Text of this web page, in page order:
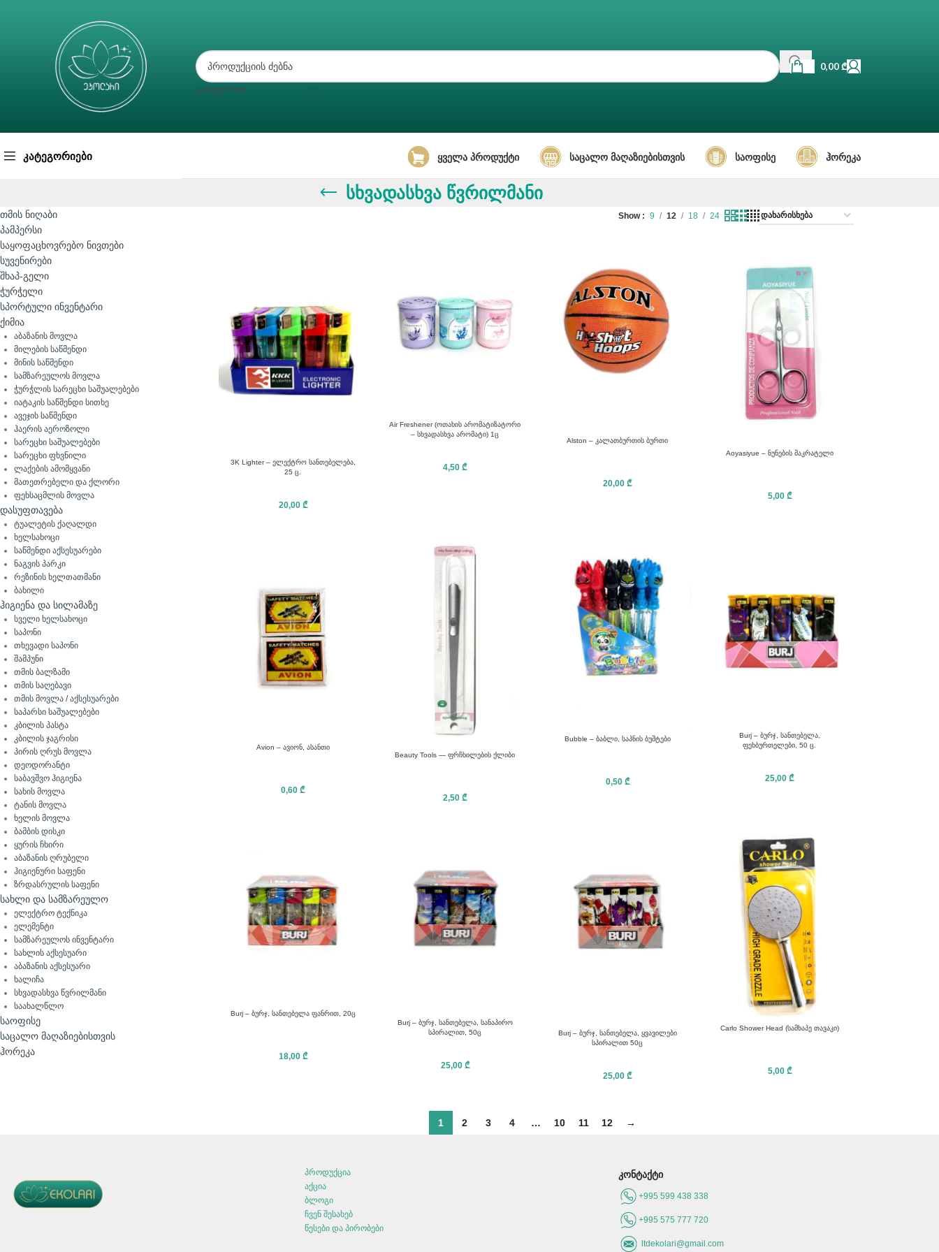
ᲙᲐᲢᲔᲒᲝᲠᲘᲐ
0,00₾
ᲙᲐᲢᲔᲒᲝᲠᲘᲔᲑᲘ ᲧᲕᲔᲚᲐ ᲞᲠᲝᲓᲣᲥᲢᲘ ᲡᲐᲪᲐᲚᲝ ᲛᲐᲦᲐᲖᲘᲔᲑᲘᲡᲗᲕᲘᲡ ᲡᲐᲝᲤᲘᲡᲔ ᲰᲝᲠᲔᲙᲐ
სხვადასხვა წვრილმანი
თმის ნიღაბი
პამპერსი
საყოფაცხოვრებო ნივთები
სუვენირები
შხაპ-გელი
ჭურჭელი
სპორტული ინვენტარი
ქიმია
აბაზანის მოვლა
მილების საწმენდი
მინის საწმენდი
სამზარეულოს მოვლა
ჭურჭლის სარეცხი საშუალებები
იატაკის საწმენდი სითხე
ავეჯის საწმენდი
ჰაერის აეროზოლი
სარეცხი საშუალებები
სარეცხი ფხვნილი
ლაქების ამომყვანი
მათეთრებელი და ქლორი
ფეხსაცმლის მოვლა
დასუფთავება
ტუალეტის ქაღალდი
ხელსახოცი
საწმენდი აქსესუარები
ნაგვის პარკი
რეზინის ხელთათმანი
ბახილი
ჰიგიენა და სილამაზე
სველი ხელსახოცი
საპონი
თხევადი საპონი
შამპუნი
თმის ბალზამი
თმის საღებავი
თმის მოვლა / აქსესუარები
საპარსი საშუალებები
კბილის პასტა
კბილის ჯაგრისი
პირის ღრუს მოვლა
დეოდორანტი
საბავშვო ჰიგიენა
სახის მოვლა
ტანის მოვლა
ხელის მოვლა
ბამბის დისკი
ყურის ჩხირი
აბაზანის ღრუბელი
ჰიგიენური საფენი
ზრდასრულის საფენი
სახლი და სამზარეულო
ელექტრო ტექნიკა
ელემენტი
სამზარეულოს ინვენტარი
სახლის აქსესუარი
აბაზანის აქსესუარი
ხალიჩა
სხვადასხვა წვრილმანი
საახალწლო
საოფისე
საცალო მაღაზიებისთვის
ჰორეკა
Show 9 12 18 24
3K Lighter – ელექტრო სანთებელება,
25 ც.
20,00 ₾
Air Freshener (ოთახის არომატიზატორი
– სხვადასხვა არომატი) 1ც
4,50₾
Alston – კალათბურთის ბურთი
20,00₾
Aoyasiyue – ნუნების მაკრატელი
5,00 ₾
Avion – ავიონ, ასანთი
0,60₾
Beauty Tools — ფრჩხილების ქლიბი
2,50₾
Bubble – ბაბლი, საპნის ბუშტები
0,50 ₾
Burj – ბურჯ, სანთებელა,
ფეხბურთელები, 50 ც.
25,00₾
Burj – ბურჯ, სანთებელა ფანრით, 20ც
18,00 ₾
Burj – ბურჯ, სანთებელა, სანაპირო
სპირალით, 50ც
25,00 ₾
Burj – ბურჯ, სანთებელა, ყვავილები
სპირალით 50ც
25,00₾
Carlo Shower Head (სამხაპე თავაკი)
5,00 ₾
1 2 3 4 … 10 11 12 →
პროდუქცია
აქცია
ბლოგი
ჩვენ შესახებ
წესები და პირობები
კონტაქტი
+995 599 438 338
+995 575 777 720
ltdekolari@gmail.com